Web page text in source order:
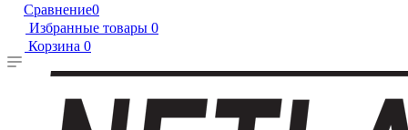
Сравнение0
Избранные товары 0
Корзина 0